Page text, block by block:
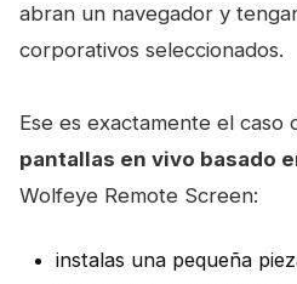
abran un navegador y
corporativos seleccionados.
Ese es exactamente el caso
pantallas en vivo basado
Wolfeye Remote Screen:
instalas una pequeña